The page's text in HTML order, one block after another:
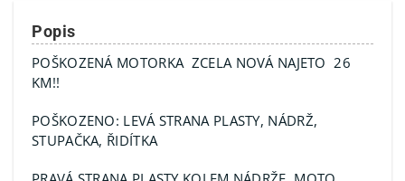
Popis
POŠKOZENÁ MOTORKA ZCELA NOVÁ NAJETO 26
KM!!
POŠKOZENO: LEVÁ STRANA PLASTY, NÁDRŽ,
STUPAČKA, ŘIDÍTKA